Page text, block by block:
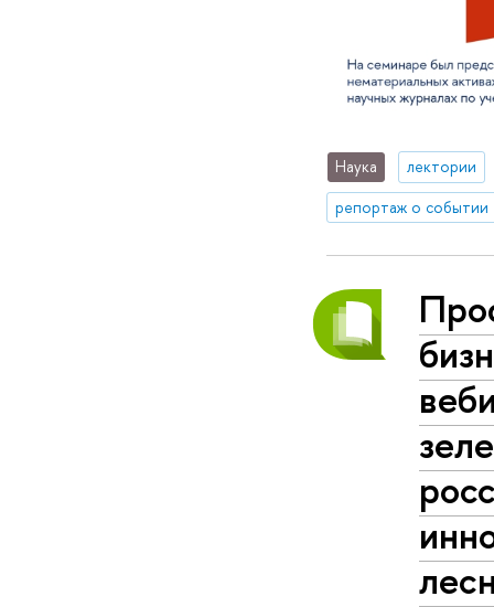
Наука
лектории
репортаж о событии